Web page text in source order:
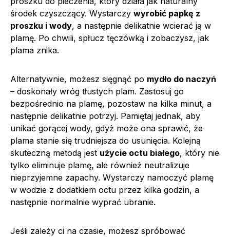
środek czyszczący. Wystarczy wyrobić papkę z
proszku i wody, a następnie delikatnie wcierać ją w
plamę. Po chwili, spłucz tęczówką i zobaczysz, jak
plama znika.
Alternatywnie, możesz sięgnąć po mydło do naczyń
– doskonały wróg tłustych plam. Zastosuj go
bezpośrednio na plamę, pozostaw na kilka minut, a
następnie delikatnie potrzyj. Pamiętaj jednak, aby
unikać gorącej wody, gdyż może ona sprawić, że
plama stanie się trudniejsza do usunięcia. Kolejną
skuteczną metodą jest użycie octu białego, który nie
tylko eliminuje plamę, ale również neutralizuje
nieprzyjemne zapachy. Wystarczy namoczyć plamę
w wodzie z dodatkiem octu przez kilka godzin, a
następnie normalnie wyprać ubranie.
Jeśli zależy ci na czasie, możesz spróbować